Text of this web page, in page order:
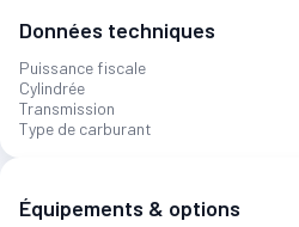
Données techniques
Puissance fiscale
Cylindrée
Transmission
Type de carburant
Équipements & options